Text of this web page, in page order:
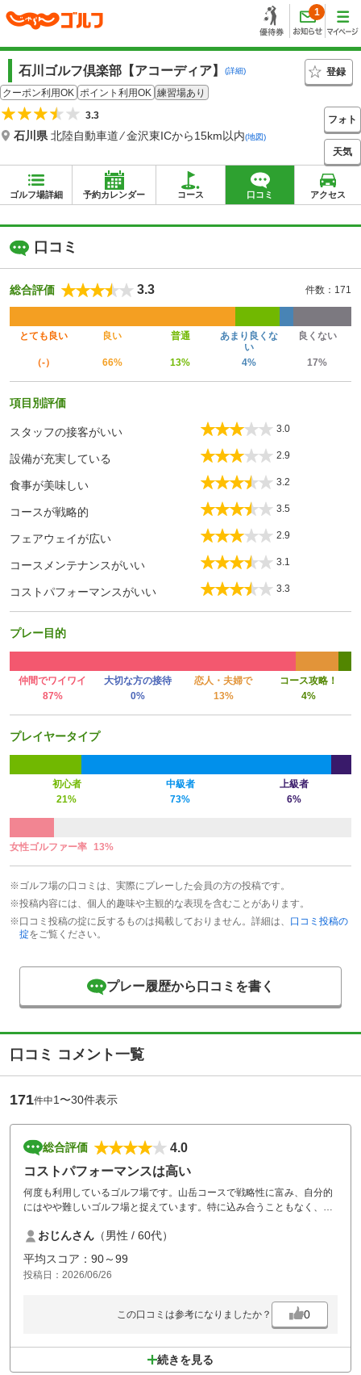
1
石川ゴルフ倶楽部【アコーディア】 (詳細)
登録
クーポン利用OK ポイント利用OK 練習場あり
3.3
石川県 北陸自動車道 ⁄ 金沢東ICから15km以内(地図)
フォト
天気
ゴルフ場詳細 予約カレンダー コース 口コミ アクセス
口コミ
総合評価 3.3 件数：171
とても良い 良い 普通
あまり良くな
い
良くない
（-） 66% 13% 4% 17%
項目別評価
スタッフの接客がいい 3.0
設備が充実している 2.9
食事が美味しい 3.2
コースが戦略的 3.5
フェアウェイが広い 2.9
コースメンテナンスがいい 3.1
コストパフォーマンスがいい 3.3
プレー目的
仲間でワイワイ 大切な方の接待 恋人・夫婦で
コース攻略！
87%
0% 13% 4%
プレイヤータイプ
初心者 中級者
上級者
21%
73% 6%
女性ゴルファー率 13%
※ゴルフ場の口コミは、実際にプレーした会員の方の投稿です。
※投稿内容には、個人的趣味や主観的な表現を含むことがあります。
※口コミ投稿の掟に反するものは掲載しておりません。詳細は、 口コミ投稿の
掟をご覧ください。
プレー履歴から口コミを書く
口コミ コメント一覧
171件中1〜30件表示
総合評価
4.0
コストパフォーマンスは高い
何度も利用しているゴルフ場です。山岳コースで戦略性に富み、自分的
にはやや難しいゴルフ場と捉えています。特に込み合うこともなく、ス
おじんさん （男性 / 60代）
平均スコア：90～99
投稿日：2026/06/26
この口コミは参考になりましたか？ 0
続きを見る